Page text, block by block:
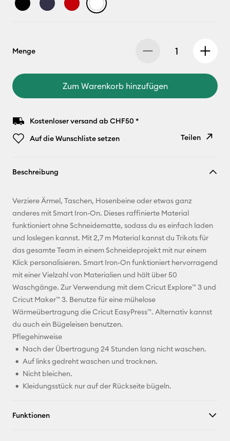
Menge
Zum Warenkorb hinzufügen
Kostenloser versand ab CHF50 *
Auf die Wunschliste setzen
Teilen
Adresse
Pinterest
Facebook
X
Beschreibung
Verziere Ärmel, Taschen, Hosenbeine oder etwas ganz
anderes mit Smart Iron-On. Dieses raffinierte Material
funktioniert ohne Schneidematte, sodass du es einfach laden
und loslegen kannst. Mit 2,7 m Material kannst du Trikots für
das gesamte Team in einem Schneideprojekt mit nur einem
Klick personalisieren. Smart Iron-On funktioniert hervorragend
mit einer Vielzahl von Materialien und hält über 50
Waschgänge. Zur Verwendung mit dem Cricut Explore™ 3 und
Cricut Maker™ 3. Benutze für eine mühelose
Wärmeübertragung die Cricut EasyPress™. Alternativ kannst
du auch ein Bügeleisen benutzen.
Pflegehinweise
Nach der Übertragung 24 Stunden lang nicht waschen.
Auf links gedreht waschen und trocknen.
Nicht bleichen.
Kleidungsstück nur auf der Rückseite bügeln.
Funktionen